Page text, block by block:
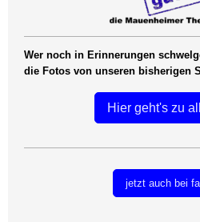
Wer noch in Erinnerungen
die Fotos von unseren bisherigen
Hier geht's zu
jetzt auch bei